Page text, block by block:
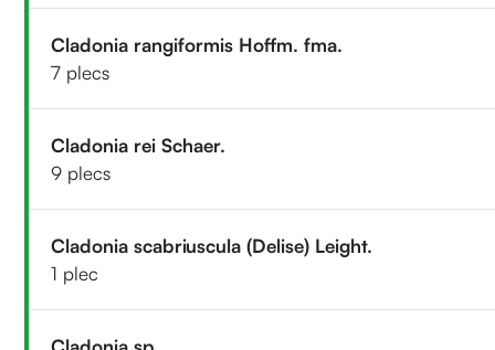
Cladonia rangiformis Hoffm. fma.
7 plecs
Cladonia rei Schaer.
9 plecs
Cladonia scabriuscula (Delise) Leight.
1 plec